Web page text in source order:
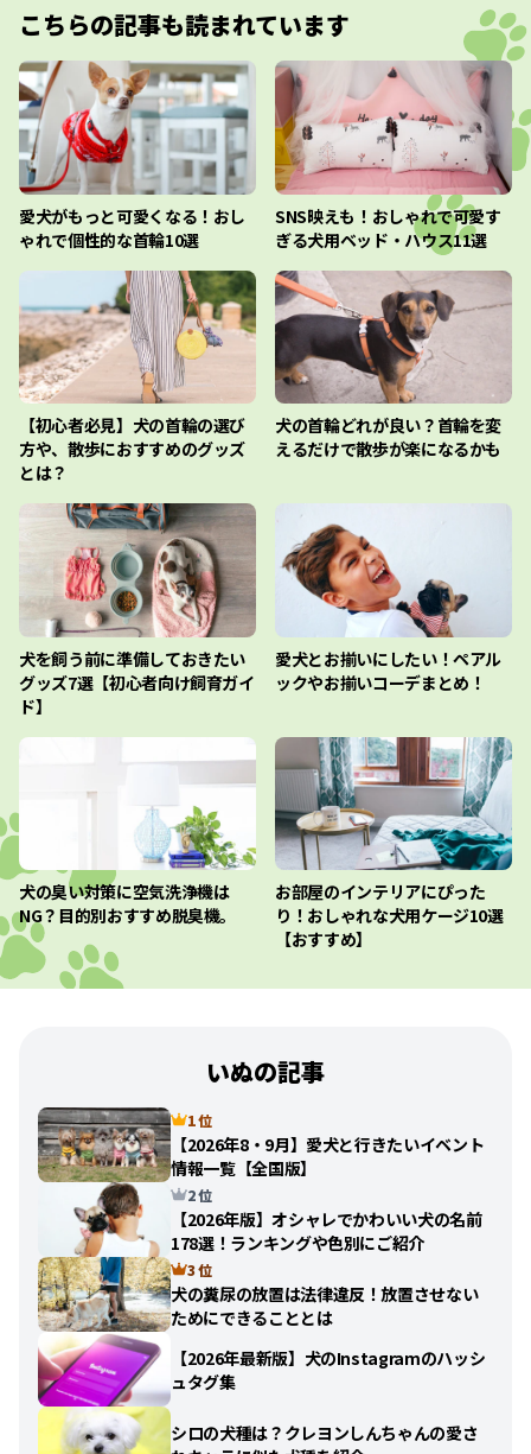
こちらの記事も読まれています
愛犬がもっと可愛くなる！おし
ゃれで個性的な首輪10選
SNS映えも！おしゃれで可愛す
ぎる犬用ベッド・ハウス11選
【初心者必見】犬の首輪の選び
方や、散歩におすすめのグッズ
とは？
犬の首輪どれが良い？首輪を変
えるだけで散歩が楽になるかも
犬を飼う前に準備しておきたい
グッズ7選【初心者向け飼育ガイ
ド】
愛犬とお揃いにしたい！ペアル
ックやお揃いコーデまとめ！
犬の臭い対策に空気洗浄機は
NG？目的別おすすめ脱臭機。
お部屋のインテリアにぴった
り！おしゃれな犬用ケージ10選
【おすすめ】
いぬの記事
1 位
【2026年8・9月】愛犬と行きたいイベント
情報一覧【全国版】
2 位
【2026年版】オシャレでかわいい犬の名前
178選！ランキングや色別にご紹介
3 位
犬の糞尿の放置は法律違反！放置させない
ためにできることとは
【2026年最新版】犬のInstagramのハッシ
ュタグ集
シロの犬種は？クレヨンしんちゃんの愛さ